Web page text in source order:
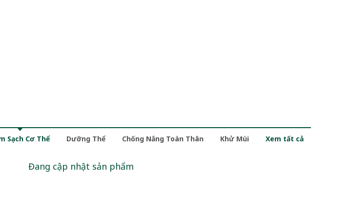
Sạch Cơ Thể Dưỡng Thể Chống Nắng Toàn Thân Khử Mùi Xem tất cả
Đang cập nhật sản phẩm